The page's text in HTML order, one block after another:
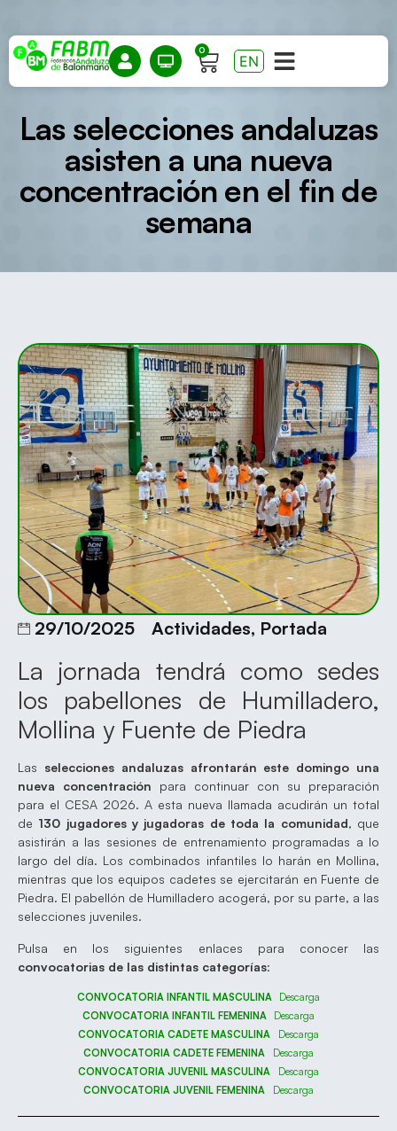
0
EN
Las selecciones andaluzas
asisten a una nueva
concentración en el fin de
semana
29/10/2025 Actividades, Portada
La jornada tendrá como sedes
los pabellones de Humilladero,
Mollina y Fuente de Piedra
Las selecciones andaluzas afrontarán este domingo una
nueva concentración para continuar con su preparación
para el CESA 2026. A esta nueva llamada acudirán un total
de 130 jugadores y jugadoras de toda la comunidad, que
asistirán a las sesiones de entrenamiento programadas a lo
largo del día. Los combinados infantiles lo harán en Mollina,
mientras que los equipos cadetes se ejercitarán en Fuente de
Piedra. El pabellón de Humilladero acogerá, por su parte, a las
selecciones juveniles.
Pulsa en los siguientes enlaces para conocer las
convocatorias de las distintas categorías:
CONVOCATORIA INFANTIL MASCULINA
Descarga
CONVOCATORIA INFANTIL FEMENINA
Descarga
CONVOCATORIA CADETE MASCULINA
Descarga
CONVOCATORIA CADETE FEMENINA
Descarga
CONVOCATORIA JUVENIL MASCULINA
Descarga
CONVOCATORIA JUVENIL FEMENINA
Descarga